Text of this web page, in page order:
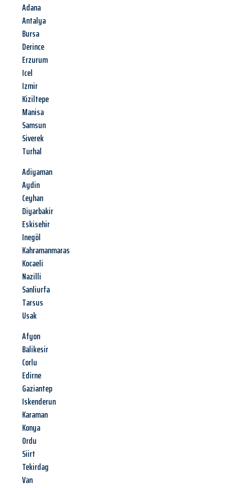
Adana
Antalya
Bursa
Derince
Erzurum
Icel
Izmir
Kiziltepe
Manisa
Samsun
Siverek
Turhal
Adiyaman
Aydin
Ceyhan
Diyarbakir
Eskisehir
Inegöl
Kahramanmaras
Kocaeli
Nazilli
Sanliurfa
Tarsus
Usak
Afyon
Balikesir
Corlu
Edirne
Gaziantep
Iskenderun
Karaman
Konya
Ordu
Siirt
Tekirdag
Van